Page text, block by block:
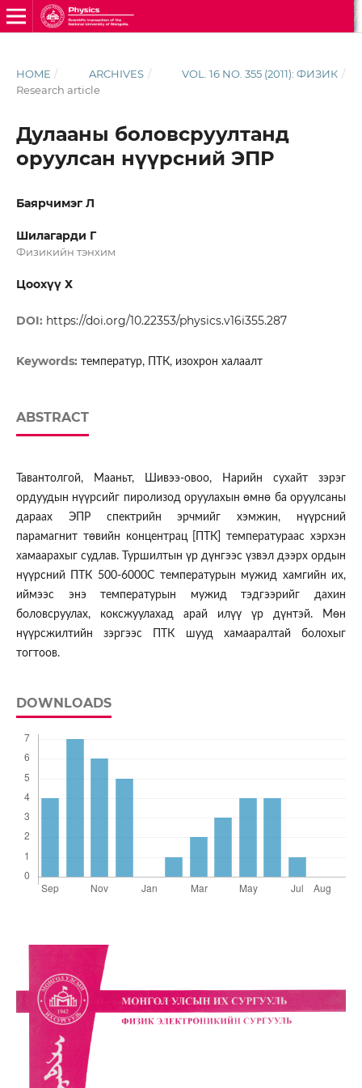
HOME / ARCHIVES / VOL. 16 NO. 355 (2011): ФИЗИК /
Research article
Дулааны боловсруултанд
оруулсан нүүрсний ЭПР
Баярчимэг Л
Шилагарди Г
Физикийн тэнхим
Цоохүү Х
DOI: https://doi.org/10.22353/physics.v16i355.287
Keywords: температур, ПТК, изохрон халаалт
ABSTRACT
Тавантолгой, Мааньт, Шивээ-овоо, Нарийн сухайт зэрэг
ордуудын нүүрсийг пиролизод оруулахын өмнө ба оруулсаны
дараах ЭПР спектрийн эрчмийг хэмжин, нүүрсний
парамагнит төвийн концентрац [ПТК] температураас хэрхэн
хамаарахыг судлав. Туршилтын үр дүнгээс үзвэл дээрх ордын
нүүрсний ПТК 500-6000С температурын мужид хамгийн их,
иймээс энэ температурын мужид тэдгээрийг дахин
боловсруулах, коксжуулахад арай илүү үр дүнтэй. Мөн
нүүрсжилтийн зэргээс ПТК шууд хамааралтай болохыг
тогтоов.
DOWNLOADS